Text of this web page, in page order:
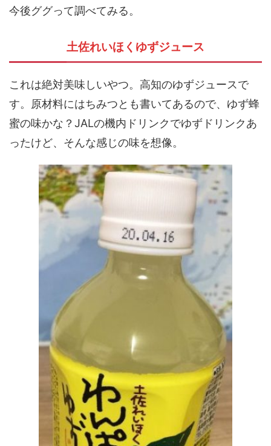
今後ググって調べてみる。
土佐れいほくゆずジュース
これは絶対美味しいやつ。高知のゆずジュースで
す。原材料にはちみつとも書いてあるので、ゆず蜂
蜜の味かな？JALの機内ドリンクでゆずドリンクあ
ったけど、そんな感じの味を想像。